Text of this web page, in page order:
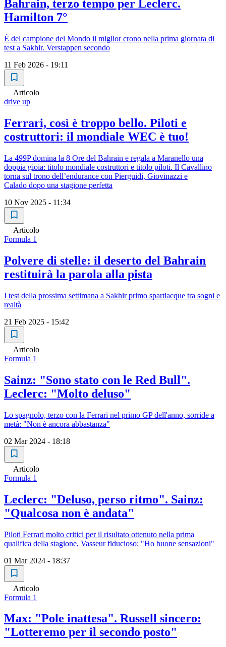
Bahrain, terzo tempo per Leclerc.
Hamilton 7°
È del campione del Mondo il miglior crono nella prima giornata di
test a Sakhir. Verstappen secondo
11 Feb 2026 - 19:11
Articolo
drive up
Ferrari, così è troppo bello. Piloti e
costruttori: il mondiale WEC è tuo!
La 499P domina la 8 Ore del Bahrain e regala a Maranello una
doppia gioia: titolo mondiale costruttori e titolo piloti. Il Cavallino
torna sul trono dell’endurance con Pierguidi, Giovinazzi e
Calado dopo una stagione perfetta
10 Nov 2025 - 11:34
Articolo
Formula 1
Polvere di stelle: il deserto del Bahrain
restituirà la parola alla pista
I test della prossima settimana a Sakhir primo spartiacque tra sogni e
realtà
21 Feb 2025 - 15:42
Articolo
Formula 1
Sainz: "Sono stato con le Red Bull".
Leclerc: "Molto deluso"
Lo spagnolo, terzo con la Ferrari nel primo GP dell'anno, sorride a
metà: "Non è ancora abbastanza"
02 Mar 2024 - 18:18
Articolo
Formula 1
Leclerc: "Deluso, perso ritmo". Sainz:
"Qualcosa non è andata"
Piloti Ferrari molto critici per il risultato ottenuto nella prima
qualifica della stagione, Vasseur fiducioso: "Ho buone sensazioni"
01 Mar 2024 - 18:37
Articolo
Formula 1
Max: "Pole inattesa". Russell sincero:
"Lotteremo per il secondo posto"